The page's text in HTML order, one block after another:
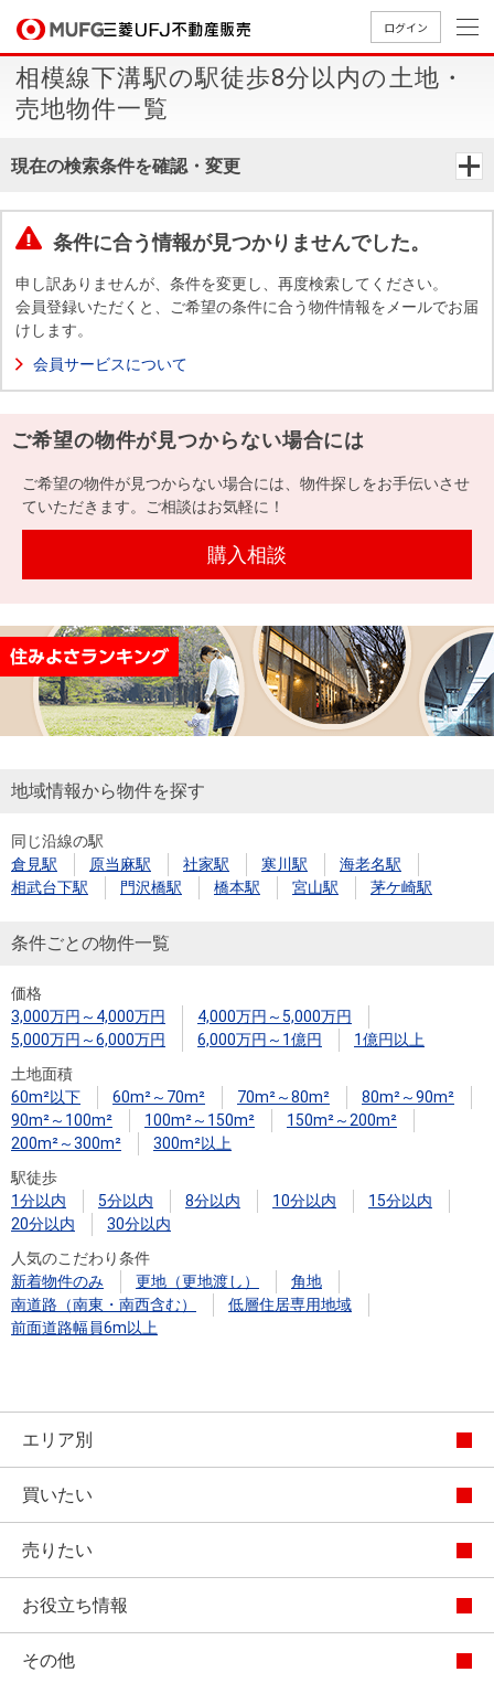
ログイン
買いたいTOP
中古
マン
ンを
探す
築・
一戸
建て
す
用
物
件
を
す
件を
探す
購入向け
サービス
住宅ロー
ンシミュ
住まい1プ
ラス（お
暮らしの
税金の本
（電子ブ
ック）
ド
売りたいTOP
無
料
定
却
談
売却
金額
試算
売却向け
周辺相場
住まい1プ
住まいと
暮らしの
税金の本
売却ガイ
ド
店舗案内TOP
店舗のご
案内（首
案内（名
案内（関
会社情報TOP
ごあいさ
つ
要
Way
経営ビジ
ョン
組織図
役員一
沿革
本社地
図
（電子ブ
ック版）
採用情報TOP
新卒採用
情報
採用情報
買いたい
売りたい
店舗案内
会社情報
採用情報
提携企業にお勤めの方
閉じる
相模線下溝駅の駅徒歩8分以内の土地・
売地物件一覧
現在の検索条件を確認・変更
条件に合う情報が見つかりませんでした。
申し訳ありませんが、条件を変更し、再度検索してください。
会員登録いただくと、ご希望の条件に合う物件情報をメールでお届
けします。
会員サービスについて
ご希望の物件が見つからない場合には
ご希望の物件が見つからない場合には、物件探しをお手伝いさせ
ていただきます。ご相談はお気軽に！
購入相談
地域情報から物件を探す
同じ沿線の駅
倉見駅
原当麻駅 社家駅 寒川駅
海老名駅
相武台下駅
門沢橋駅 橋本駅 宮山駅 茅ケ崎駅
条件ごとの物件一覧
価格
3,000万円～4,000万円
4,000万円～5,000万円
5,000万円～6,000万円
6,000万円～1億円
1億円以上
土地面積
60m²以下
60m²～70m² 70m²～80m²
80m²～90m²
90m²～100m²
100m²～150m²
150m²～200m²
200m²～300m²
300m²以上
駅徒歩
1分以内
5分以内 8分以内 10分以内
15分以内
20分以内
30分以内
人気のこだわり条件
新着物件のみ
更地（更地渡し）
角地
南道路（南東・南西含む）
低層住居専用地域
前面道路幅員6m以上
エリア別
買いたい
売りたい
お役立ち情報
その他